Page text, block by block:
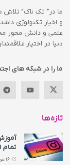
ما در” تک ناک”
و اخبار تکنولوژی
علمی و دانش محور
دنیا در اختیار
ما را در شبکه های
تازه‌ها
تمام